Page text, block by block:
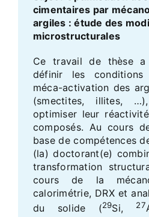
cimentaires par
argiles : étude des
microstructurales
Ce travail de thèse
définir les
méca-activation des
(smectites, illites,
optimiser leur
composés. Au cours
base de compétences
(la) doctorant(e)
transformation
cours de la
calorimétrie, DRX et
du solide (29Si, 27